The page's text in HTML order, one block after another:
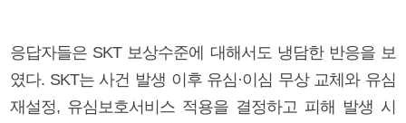
응답자들은 SKT 보상수준에 대해서도 냉담한 반응을 보
였다. SKT는 사건 발생 이후 유심·이심 무상 교체와 유심
재설정, 유심보호서비스 적용을 결정하고 피해 발생 시